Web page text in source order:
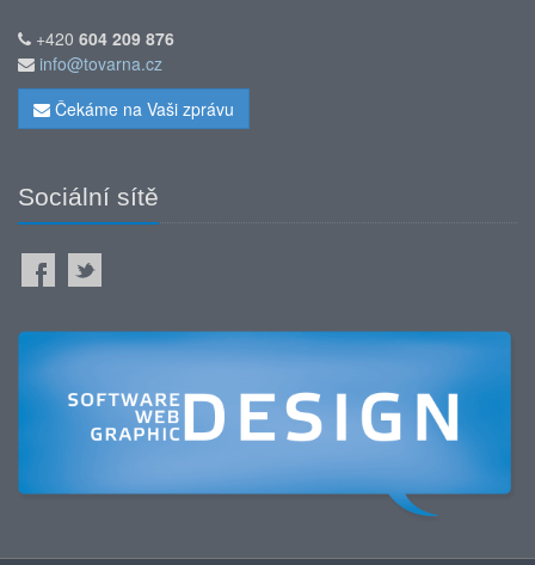
+420 604 209 876
info@tovarna.cz
Čekáme na Vaši zprávu
Sociální sítě